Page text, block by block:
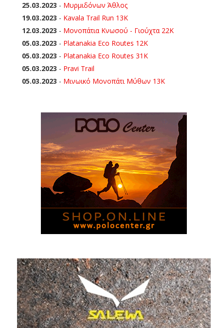
25.03.2023 - Μυρμιδόνων Άθλος
19.03.2023 - Kavala Trail Run 13K
12.03.2023 - Μονοπάτια Κνωσού - Γιούχτα 22Κ
05.03.2023 - Platanakia Eco Routes 12K
05.03.2023 - Platanakia Eco Routes 31K
05.03.2023 - Pravi Trail
05.03.2023 - Μινωικό Μονοπάτι Μύθων 13Κ